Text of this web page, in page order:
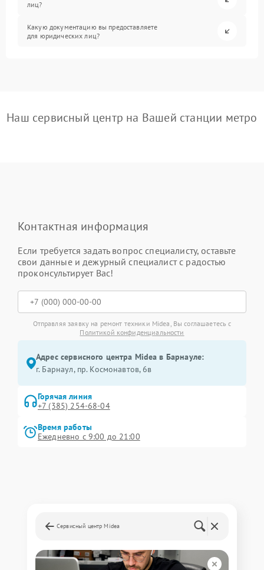
лиц?
Какую документацию вы предоставляете
для юридических лиц?
Наш сервисный центр на Вашей станции метро
Контактная информация
Если требуется задать вопрос специалисту, оставьте
свои данные и дежурный специалист с радостью
проконсультирует Вас!
Отправляя заявку на ремонт техники Midea, Вы соглашаетесь с
Политикой конфиденциальности
Адрес сервисного центра Midea в Барнауле:
г. Барнаул, ​пр. Космонавтов, 6в
Горячая линия
+7 (385) 254-68-04
Время работы
Ежедневно с 9:00 до 21:00
Сервисный центр Midea